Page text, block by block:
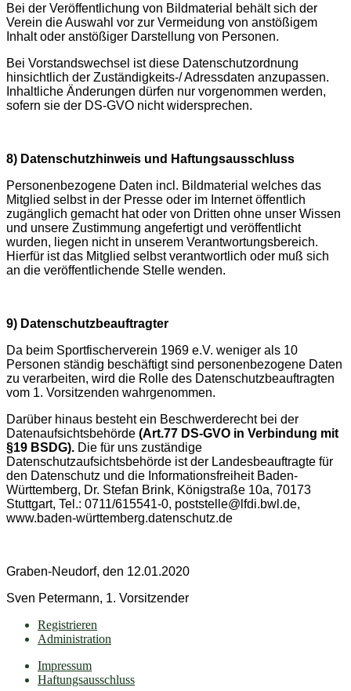
Bei der Veröffentlichung von Bildmaterial behält sich der
Verein die Auswahl vor zur Vermeidung von anstößigem
Inhalt oder anstößiger Darstellung von Personen.
Bei Vorstandswechsel ist diese Datenschutzordnung
hinsichtlich der Zuständigkeits-/ Adressdaten anzupassen.
Inhaltliche Änderungen dürfen nur vorgenommen werden,
sofern sie der DS-GVO nicht widersprechen.
8) Datenschutzhinweis und Haftungsausschluss
Personenbezogene Daten incl. Bildmaterial welches das
Mitglied selbst in der Presse oder im Internet öffentlich
zugänglich gemacht hat oder von Dritten ohne unser Wissen
und unsere Zustimmung angefertigt und veröffentlicht
wurden, liegen nicht in unserem Verantwortungsbereich.
Hierfür ist das Mitglied selbst verantwortlich oder muß sich
an die veröffentlichende Stelle wenden.
9) Datenschutzbeauftragter
Da beim Sportfischerverein 1969 e.V. weniger als 10
Personen ständig beschäftigt sind personenbezogene Daten
zu verarbeiten, wird die Rolle des Datenschutzbeauftragten
vom 1. Vorsitzenden wahrgenommen.
Darüber hinaus besteht ein Beschwerderecht bei der
Datenaufsichtsbehörde (Art.77 DS-GVO in Verbindung mit
§19 BSDG). Die für uns zuständige
Datenschutzaufsichtsbehörde ist der Landesbeauftragte für
den Datenschutz und die Informationsfreiheit Baden-
Württemberg, Dr. Stefan Brink, Königstraße 10a, 70173
Stuttgart, Tel.: 0711/615541-0, poststelle@lfdi.bwl.de,
www.baden-württemberg.datenschutz.de
Graben-Neudorf, den 12.01.2020
Sven Petermann, 1. Vorsitzender
Registrieren
Administration
Impressum
Haftungsausschluss